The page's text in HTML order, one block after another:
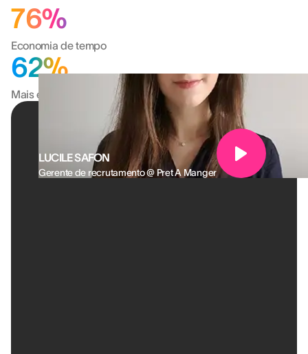
76%
Economia de tempo
62%
Mais eficiente
LUCILE SAFON
Gerente de recrutamento @ Pret A Manger